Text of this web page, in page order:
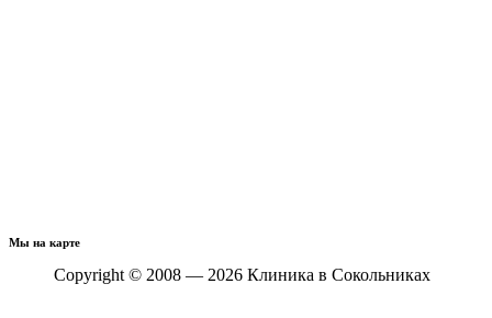
Мы на карте
Copyright © 2008 — 2026 Клиника в Сокольниках